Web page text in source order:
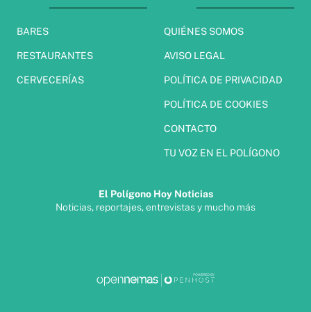
BARES
RESTAURANTES
CERVECERÍAS
QUIÉNES SOMOS
AVISO LEGAL
POLÍTICA DE PRIVACIDAD
POLÍTICA DE COOKIES
CONTACTO
TU VOZ EN EL POLÍGONO
El Polígono Hoy Noticias
Noticias, reportajes, entrevistas y mucho más